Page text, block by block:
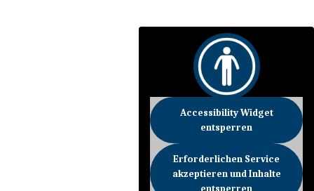
Accessibility Widget
entsperren
Erforderlichen Service
akzeptieren und Inhalte
entsperren